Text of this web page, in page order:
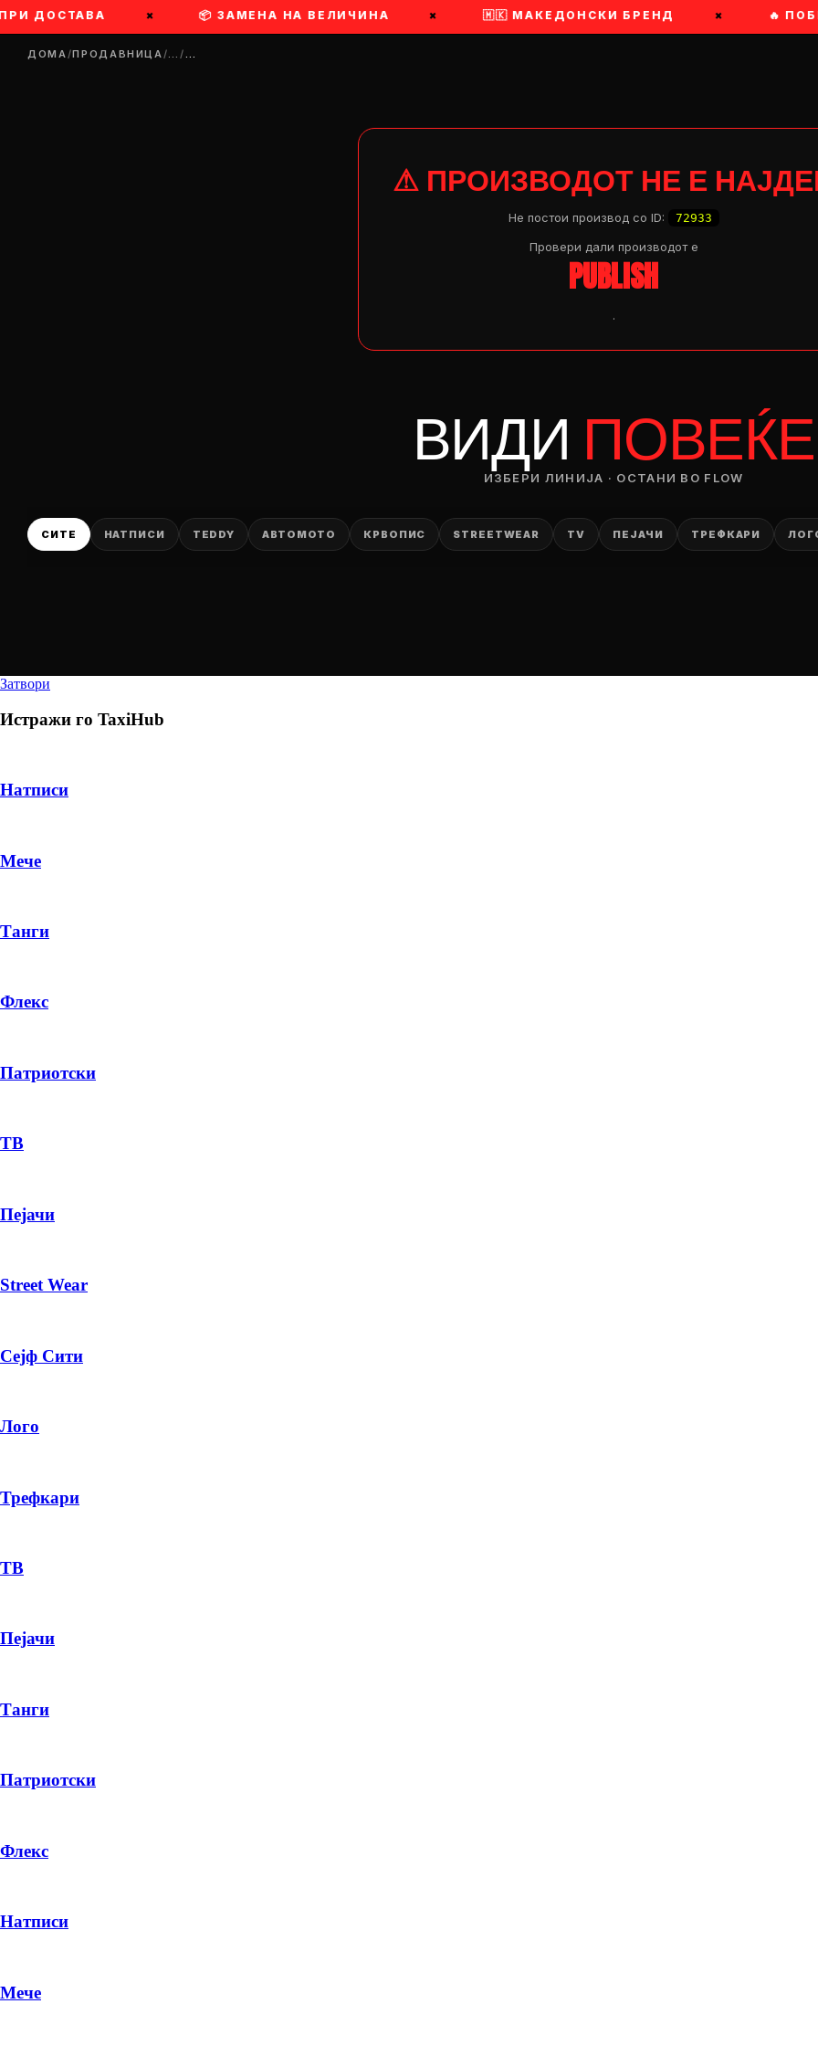
ДОСТАВА 📦 ЗАМЕНА НА ВЕЛИЧИНА 🇲🇰 МАКЕДОНСКИ БРЕНД 🔥
ДОМА/ПРОДАВНИЦА/…/…
⚠ ПРОИЗВОДОТ НЕ Е
Не постои производ со ID: 72933
Провери дали производот e
PUBLISH
.
ВИДИ ПОВЕЌЕ
ИЗБЕРИ ЛИНИЈА · ОСТАНИ ВО FLOW
СИТЕ НАТПИСИ TEDDY АВТОМОТО КРВОПИС STREETWEAR TV ПЕЈАЧИ ТРЕФКАРИ
Затвори
Истражи го TaxiHub
Натписи
Мече
Танги
Флекс
Патриотски
ТВ
Пејачи
Street Wear
Сејф Сити
Лого
Трефкари
ТВ
Пејачи
Танги
Патриотски
Флекс
Натписи
Мече